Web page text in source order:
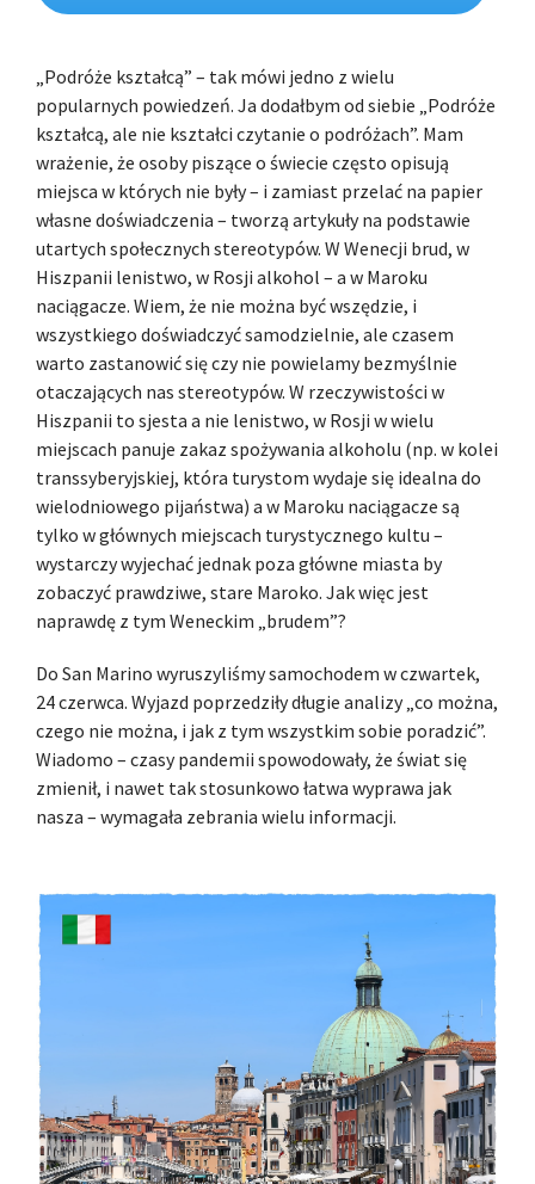
„Podróże kształcą” – tak mówi jedno z wielu
popularnych powiedzeń. Ja dodałbym od siebie „Podróże
kształcą, ale nie kształci czytanie o podróżach”. Mam
wrażenie, że osoby piszące o świecie często opisują
miejsca w których nie były – i zamiast przelać na papier
własne doświadczenia – tworzą artykuły na podstawie
utartych społecznych stereotypów. W Wenecji brud, w
Hiszpanii lenistwo, w Rosji alkohol – a w Maroku
naciągacze. Wiem, że nie można być wszędzie, i
wszystkiego doświadczyć samodzielnie, ale czasem
warto zastanowić się czy nie powielamy bezmyślnie
otaczających nas stereotypów. W rzeczywistości w
Hiszpanii to sjesta a nie lenistwo, w Rosji w wielu
miejscach panuje zakaz spożywania alkoholu (np. w kolei
transsyberyjskiej, która turystom wydaje się idealna do
wielodniowego pijaństwa) a w Maroku naciągacze są
tylko w głównych miejscach turystycznego kultu –
wystarczy wyjechać jednak poza główne miasta by
zobaczyć prawdziwe, stare Maroko. Jak więc jest
naprawdę z tym Weneckim „brudem”?
Do San Marino wyruszyliśmy samochodem w czwartek,
24 czerwca. Wyjazd poprzedziły długie analizy „co można,
czego nie można, i jak z tym wszystkim sobie poradzić”.
Wiadomo – czasy pandemii spowodowały, że świat się
zmienił, i nawet tak stosunkowo łatwa wyprawa jak
nasza – wymagała zebrania wielu informacji.